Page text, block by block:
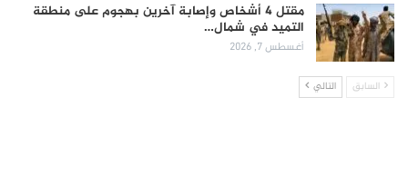
مقتل 4 أشخاص وإصابة آخرين بهجوم على منطقة
التميد في شمال…
أغسطس 7, 2026
السابق التالي